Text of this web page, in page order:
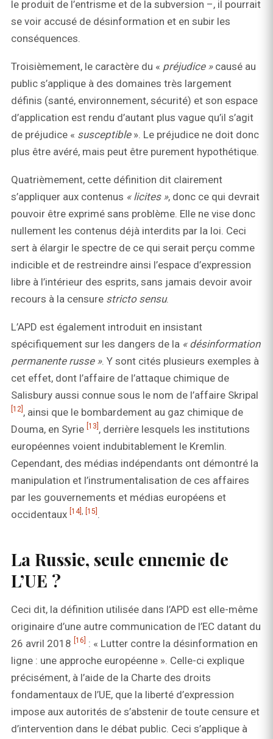
le produit de l’entrisme et de la subversion –, il pourrait
se voir accusé de désinformation et en subir les
conséquences.
Troisièmement, le caractère du « préjudice » causé au
public s’applique à des domaines très largement
définis (santé, environnement, sécurité) et son espace
d’application est rendu d’autant plus vague qu’il s’agit
de préjudice « susceptible». Le préjudice ne doit donc
plus être avéré, mais peut être purement hypothétique.
Quatrièmement, cette définition dit clairement
s’appliquer aux contenus « licites », donc ce qui devrait
pouvoir être exprimé sans problème. Elle ne vise donc
nullement les contenus déjà interdits par la loi. Ceci
sert à élargir le spectre de ce qui serait perçu comme
indicible et de restreindre ainsi l’espace d’expression
libre à l’intérieur des esprits, sans jamais devoir avoir
recours à la censure stricto sensu.
L’APD est également introduit en insistant
spécifiquement sur les dangers de la « désinformation
permanente russe ». Y sont cités plusieurs exemples à
cet effet, dont l’affaire de l’attaque chimique de
Salisbury aussi connue sous le nom de l’affaire Skripal
[12] , ainsi que le bombardement au gaz chimique de
Douma, en Syrie [13] , derrière lesquels les institutions
européennes voient indubitablement le Kremlin.
Cependant, des médias indépendants ont démontré la
manipulation et l’instrumentalisation de ces affaires
par les gouvernements et médias européens et
occidentaux [14] , [15] .
La Russie, seule ennemie de
L’UE ?
Ceci dit, la définition utilisée dans l’APD est elle-même
originaire d’une autre communication de l’EC datant du
26 avril 2018
[16]
: « Lutter contre la désinformation en
ligne : une approche européenne ». Celle-ci explique
précisément, à l’aide de la Charte des droits
fondamentaux de l’UE, que la liberté d’expression
impose aux autorités de s’abstenir de toute censure et
d’intervention dans le débat public. Ceci s’applique à